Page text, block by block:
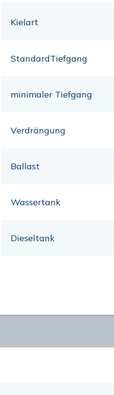
Kielart
StandardTiefgang
minimaler Tiefgang
Verdrängung
Ballast
Wassertank
Dieseltank